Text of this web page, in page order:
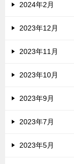
2024年2月
2023年12月
2023年11月
2023年10月
2023年9月
2023年7月
2023年5月